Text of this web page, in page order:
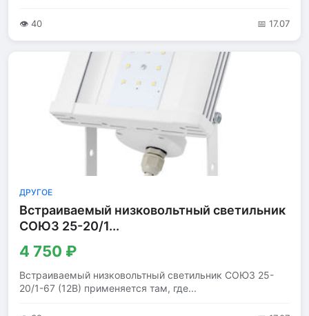
👁 40 📅 17.07
ДРУГОЕ
Встраиваемый низковольтный светильник
СОЮЗ 25-20/1...
4 750 ₽
Встраиваемый низковольтный светильник СОЮЗ 25-
20/1-67 (12В) применяется там, где...